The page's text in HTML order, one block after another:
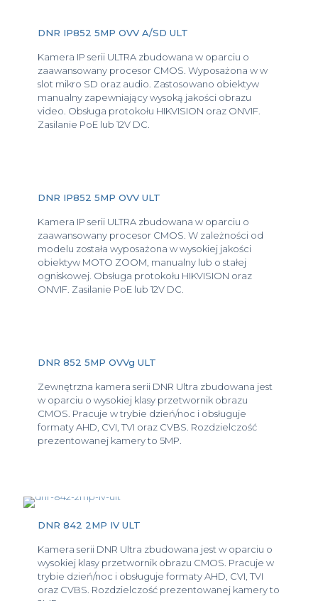
DNR IP852 5MP OVV A/SD ULT
Kamera IP serii ULTRA zbudowana w oparciu o
zaawansowany procesor CMOS. Wyposażona w w
slot mikro SD oraz audio. Zastosowano obiektyw
manualny zapewniający wysoką jakości obrazu
video. Obsługa protokołu HIKVISION oraz ONVIF.
Zasilanie PoE lub 12V DC.
DNR IP852 5MP OVV ULT
Kamera IP serii ULTRA zbudowana w oparciu o
zaawansowany procesor CMOS. W zależności od
modelu została wyposażona w wysokiej jakości
obiektyw MOTO ZOOM, manualny lub o stałej
ogniskowej. Obsługa protokołu HIKVISION oraz
ONVIF. Zasilanie PoE lub 12V DC.
DNR 852 5MP OVVg ULT
Zewnętrzna kamera serii DNR Ultra zbudowana jest
w oparciu o wysokiej klasy przetwornik obrazu
CMOS. Pracuje w trybie dzień/noc i obsługuje
formaty AHD, CVI, TVI oraz CVBS. Rozdzielczość
prezentowanej kamery to 5MP.
DNR 842 2MP IV ULT
Kamera serii DNR Ultra zbudowana jest w oparciu o
wysokiej klasy przetwornik obrazu CMOS. Pracuje w
trybie dzień/noc i obsługuje formaty AHD, CVI, TVI
oraz CVBS. Rozdzielczość prezentowanej kamery to